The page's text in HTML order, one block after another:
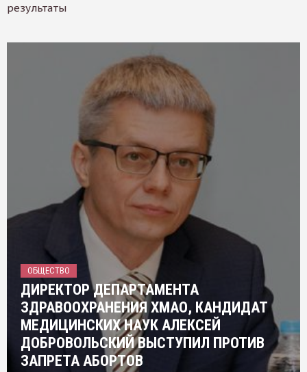
результаты
ОБЩЕСТВО
ДИРЕКТОР ДЕПАРТАМЕНТА
ЗДРАВООХРАНЕНИЯ ХМАО, КАНДИДАТ
МЕДИЦИНСКИХ НАУК АЛЕКСЕЙ
ДОБРОВОЛЬСКИЙ ВЫСТУПИЛ ПРОТИВ
ЗАПРЕТА АБОРТОВ